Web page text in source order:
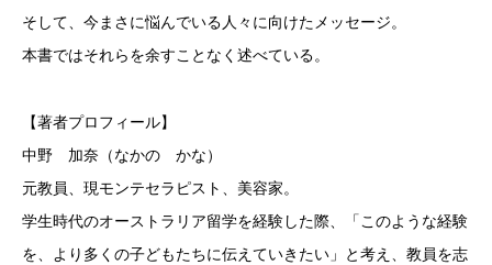
そして、今まさに悩んでいる人々に向けたメッセージ。
本書ではそれらを余すことなく述べている。
【著者プロフィール】
中野 加奈（なかの かな）
元教員、現モンテセラピスト、美容家。
学生時代のオーストラリア留学を経験した際、「このような経験
を、より多くの子どもたちに伝えていきたい」と考え、教員を志